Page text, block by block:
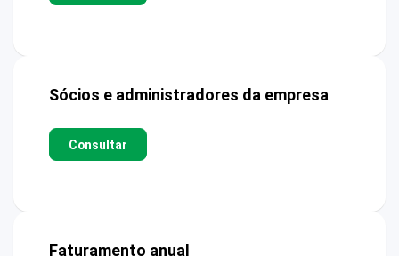
Sócios e administradores da empresa
Consultar
Faturamento anual